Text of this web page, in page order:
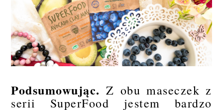
Podsumowując. Z obu maseczek z
serii SuperFood jestem bardzo